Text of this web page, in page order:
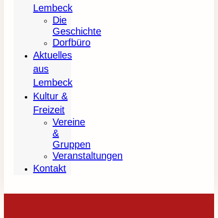
Lembeck
Die
Geschichte
Dorfbüro
Aktuelles
aus
Lembeck
Kultur &
Freizeit
Vereine
&
Gruppen
Veranstaltungen
Kontakt